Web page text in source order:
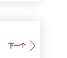
下一个